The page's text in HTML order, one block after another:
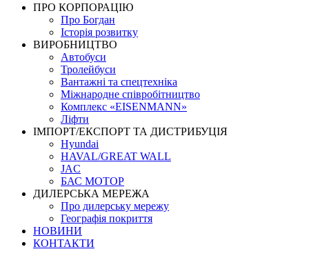
ПРО КОРПОРАЦІЮ
Про Богдан
Історія розвитку
ВИРОБНИЦТВО
Автобуси
Тролейбуси
Вантажні та спецтехніка
Міжнародне співробітництво
Комплекс «EISENMANN»
Ліфти
ІМПОРТ/ЕКСПОРТ ТА ДИСТРИБУЦІЯ
Hyundai
HAVAL/GREAT WALL
JAC
БАС МОТОР
ДИЛЕРСЬКА МЕРЕЖА
Про дилерську мережу
Географія покриття
НОВИНИ
КОНТАКТИ